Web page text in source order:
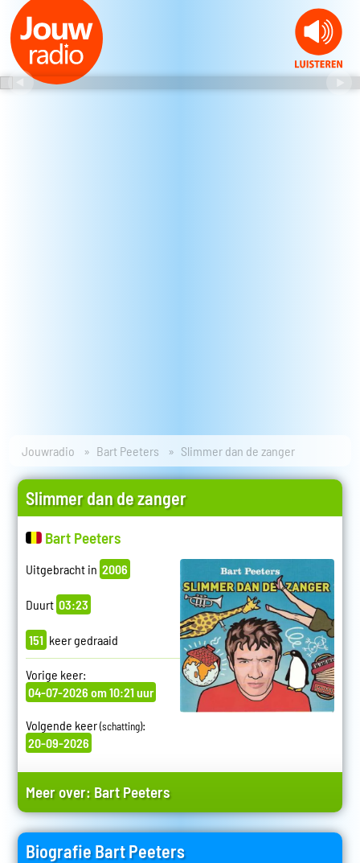
Jouwradio Bart Peeters Slimmer dan de zanger
Slimmer dan de zanger
Bart Peeters
Uitgebracht in 2006
Duurt 03:23
151 keer gedraaid
Vorige keer:
04-07-2026 om 10:21 uur
Volgende keer(schatting):
20-09-2026
Meer over: Bart Peeters
Biografie Bart Peeters